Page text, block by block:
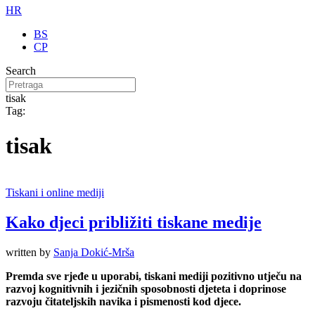
HR
BS
CP
Search
tisak
Tag:
tisak
Tiskani i online mediji
Kako djeci približiti tiskane medije
written by Sanja Dokić-Mrša
Premda sve rjeđe u uporabi, tiskani mediji pozitivno utječu na
razvoj kognitivnih i jezičnih sposobnosti djeteta i doprinose
razvoju čitateljskih navika i pismenosti kod djece.